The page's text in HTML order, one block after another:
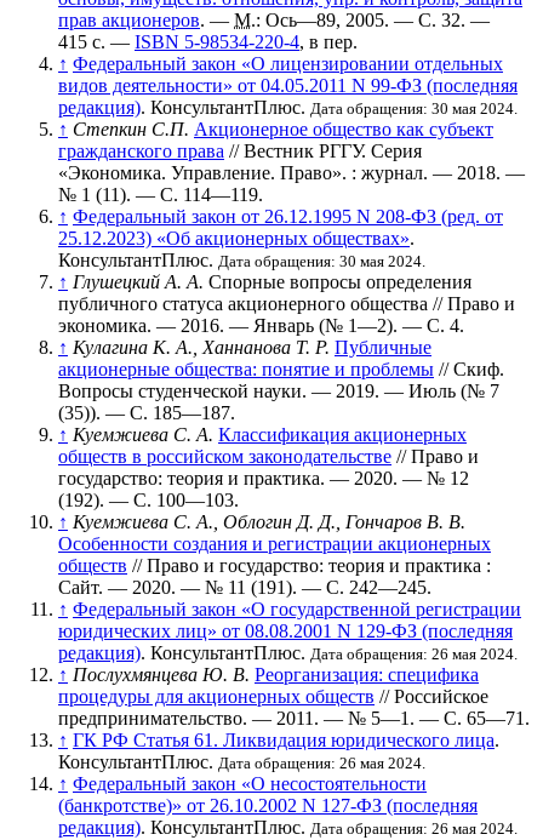
прав акционеров. — М.: Ось—89, 2005. — С. 32. —
415 с. — ISBN 5-98534-220-4, в пер.
↑ Федеральный закон «О лицензировании отдельных
видов деятельности‎» от 04.05.2011 N 99-ФЗ (последняя
редакция). КонсультантПлюс. Дата обращения: 30 мая 2024.
↑ Степкин С.П. Акционерное общество как субъект
гражданского права // Вестник РГГУ. Серия
«Экономика. Управление. Право». : журнал. — 2018. —
№ 1 (11). — С. 114—119.
↑ Федеральный закон от 26.12.1995 N 208-ФЗ (ред. от
25.12.2023) «Об акционерных обществах».
КонсультантПлюс. Дата обращения: 30 мая 2024.
↑ Глушецкий А. А. Спорные вопросы определения
публичного статуса акционерного общества // Право и
экономика. — 2016. — Январь (№ 1—2). — С. 4.
↑ Кулагина К. А., Ханнанова Т. Р. Публичные
акционерные общества: понятие и проблемы // Скиф.
Вопросы студенческой науки. — 2019. — Июль (№ 7
(35)). — С. 185—187.
↑ Куемжиева С. А. Классификация акционерных
обществ в российском законодательстве // Право и
государство: теория и практика. — 2020. — № 12
(192). — С. 100—103.
↑ Куемжиева С. А., Облогин Д. Д., Гончаров В. В.
Особенности создания и регистрации акционерных
обществ // Право и государство: теория и практика :
Сайт. — 2020. — № 11 (191). — С. 242—245.
↑ Федеральный закон «О государственной регистрации
юридических лиц» от 08.08.2001 N 129-ФЗ (последняя
редакция). КонсультантПлюс. Дата обращения: 26 мая 2024.
↑ Послухмянцева Ю. В. Реорганизация: специфика
процедуры для акционерных обществ // Российское
предпринимательство. — 2011. — № 5—1 . — С. 65—71 .
↑ ГК РФ Статья 61. Ликвидация юридического лица.
КонсультантПлюс. Дата обращения: 26 мая 2024.
↑ Федеральный закон «О несостоятельности
(банкротстве)» от 26.10.2002 N 127-ФЗ (последняя
редакция). КонсультантПлюс. Дата обращения: 26 мая 2024.